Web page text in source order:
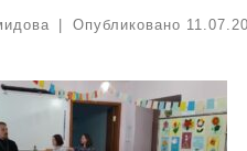
Опубликовано